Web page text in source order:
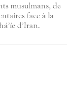
musulmans, de
face à la
d’Iran.